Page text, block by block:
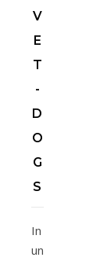
V
E
T
-
D
O
G
S
In
un